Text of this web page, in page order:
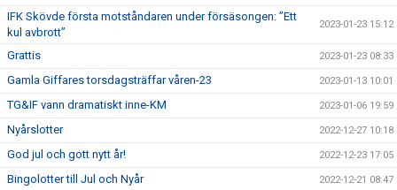
IFK Skövde första motståndaren under försäsongen: ”Ett
kul avbrott”
2023-01-23 15:12
Grattis 2023-01-23 08:33
Gamla Giffares torsdagsträffar våren-23 2023-01-13 10:01
TG&IF vann dramatiskt inne-KM 2023-01-06 19:59
Nyårslotter 2022-12-27 10:18
God jul och gott nytt år! 2022-12-23 17:05
Bingolotter till Jul och Nyår 2022-12-21 08:47